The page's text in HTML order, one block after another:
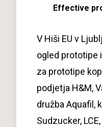
Effective
V Hiši EU v
ogled prototipe
za prototipe
podjetja H&M,
družba Aquafil,
Sudzucker,